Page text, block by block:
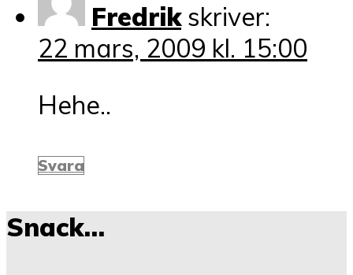
Fredrik skriver:
22 mars, 2009 kl. 15:00
Hehe..
Svara
Snack…